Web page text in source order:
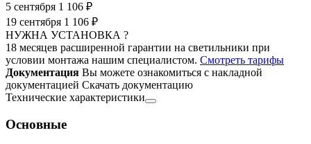
5 сентября 1 106 ₽
19 сентября 1 106 ₽
НУЖНА УСТАНОВКА ?
18 месяцев расширенной гарантии на светильники при
условии монтажа нашим специалистом. Смотреть тарифы
Документация Вы можете ознакомиться с накладной
документацией Скачать документацию
Технические характеристики
Основные